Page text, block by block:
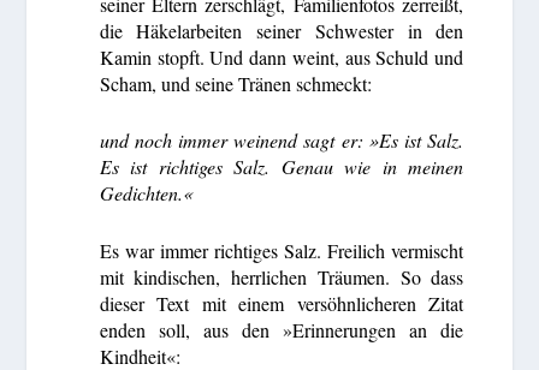
die Häkelarbeiten seiner Schwester in den
Kamin stopft. Und dann weint, aus Schuld und
Scham, und seine Tränen schmeckt:
und noch immer weinend sagt er: »Es ist Salz.
Es ist richtiges Salz. Genau wie in meinen
Gedichten.«
Es war immer richtiges Salz. Freilich vermischt
mit kindischen, herrlichen Träumen. So dass
dieser Text mit einem versöhnlicheren Zitat
enden soll, aus den »Erinnerungen an die
Kindheit«: